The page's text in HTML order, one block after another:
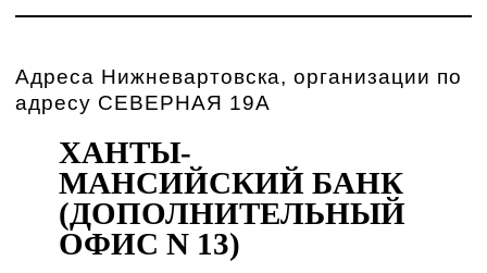
Адреса Нижневартовска, организации по
адресу СЕВЕРНАЯ 19А
ХАНТЫ-
МАНСИЙСКИЙ БАНК
(ДОПОЛНИТЕЛЬНЫЙ
ОФИС N 13)